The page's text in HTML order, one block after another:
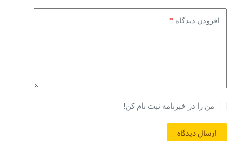
افزودن دیدگاه *
من را در خبرنامه ثبت نام کن!
ارسال دیدگاه